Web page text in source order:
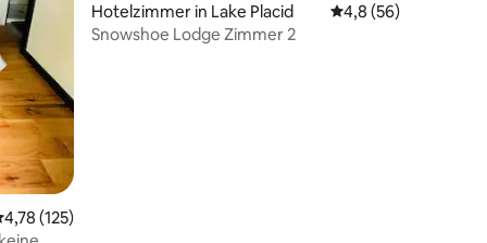
Bewertungen
Bewertung: 4,78 von 5, 125 Bewertungen
4,78 (125)
Hotelzimmer in Lake Placid Durchschnittliche
4,8 (56)
Snowshoe Lodge Zimmer 2